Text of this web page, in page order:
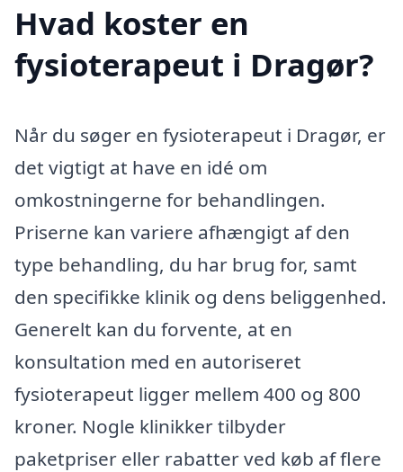
Hvad koster en
fysioterapeut i Dragør?
Når du søger en fysioterapeut i Dragør, er
det vigtigt at have en idé om
omkostningerne for behandlingen.
Priserne kan variere afhængigt af den
type behandling, du har brug for, samt
den specifikke klinik og dens beliggenhed.
Generelt kan du forvente, at en
konsultation med en autoriseret
fysioterapeut ligger mellem 400 og 800
kroner. Nogle klinikker tilbyder
paketpriser eller rabatter ved køb af flere